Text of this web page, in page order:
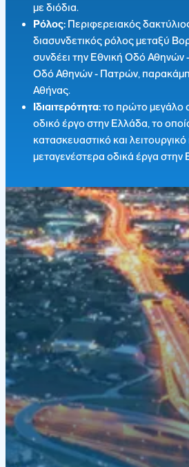
με διόδια.
Ρόλος: Περιφερειακός
διασυνδετικός ρόλος μεταξύ
συνδέει την Εθνική Οδό Αθηνών
Οδό Αθηνών - Πατρών,
Αθήνας.
Ιδιαιτερότητα:το πρώτο μεγάλο
οδικό έργο στην Ελλάδα, το
κατασκευαστικό και
μεταγενέστερα οδικά έργα στην